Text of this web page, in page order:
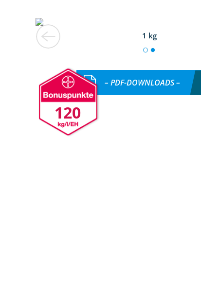
1 kg
120
– PDF-DOWNLOADS –